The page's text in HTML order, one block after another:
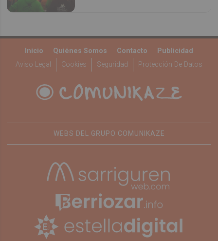
Inicio Quiénes Somos Contacto
Publicidad
Aviso Legal
Cookies Seguridad Protección De Datos
WEBS DEL GRUPO COMUNIKAZE